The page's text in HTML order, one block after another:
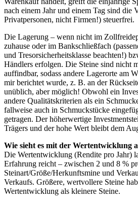
nach einem Jahr und einem Tag sind die
Privatpersonen, nicht Firmen!) steuerfrei.
Die Lagerung – wenn nicht im
zuhause oder im Bankschließfach
und Tresorsicherheitsklasse beachten!)
Händlers erfolgen. Die Steine sind nicht
auffindbar, sodass andere Lagerorte am
mir berichtet wurde, z. B. an der
unüblich, aber möglich! Obwohl ein
andere Qualitätskriterien als ein
fallweise auch in Schmuckstücke
getragen. Der höherwertige
Trägers und der hohe Wert bleibt dem
Wie sieht es mit der Wertentwicklung
Die Wertentwicklung (Rendite pro Jahr)
Erfahrung reicht – zwischen 2 und 8 %
Steinart/Größe/Herkunftsmine und
Verkaufs. Größere, wertvollere Steine
Wertentwicklung als kleinere Steine.